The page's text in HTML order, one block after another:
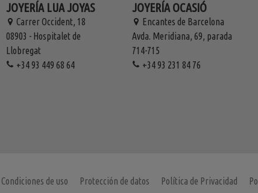
JOYERÍA LUA JOYAS
Carrer Occident, 18
08903 - Hospitalet de
Llobregat
+34 93 449 68 64
JOYERÍA OCASIÓ
Encantes de Barcelona
Avda. Meridiana, 69, parada
714-715
+34 93 231 84 76
Condiciones de uso Protección de datos Política de Privacidad